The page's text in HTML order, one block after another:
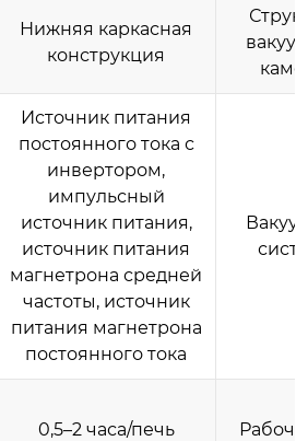
Нижняя каркасная
конструкция
Источник питания
постоянного тока с
инвертором,
импульсный
источник питания,
источник питания
магнетрона средней
частоты, источник
питания магнетрона
постоянного тока
0,5–2 часа/печь